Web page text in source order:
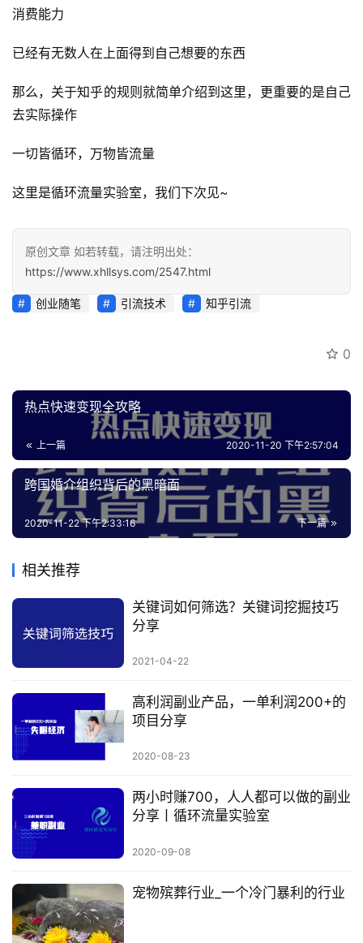
消费能力
已经有无数人在上面得到自己想要的东西
那么，关于知乎的规则就简单介绍到这里，更重要的是自己
去实际操作
一切皆循环，万物皆流量
这里是循环流量实验室，我们下次见~
原创文章 如若转载，请注明出处：
https://www.xhllsys.com/2547.html
创业随笔 引流技术 知乎引流
0
热点快速变现全攻略
上一篇 2020-11-20 下午2:57:04
跨国婚介组织背后的黑暗面
下一篇
2020-11-22 下午2:33:16
相关推荐
关键词如何筛选？关键词挖掘技巧
分享
2021-04-22
高利润副业产品，一单利润200+的
项目分享
2020-08-23
两小时赚700，人人都可以做的副业
分享丨循环流量实验室
2020-09-08
宠物殡葬行业_一个冷门暴利的行业